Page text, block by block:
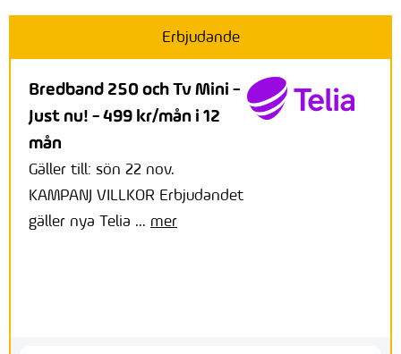
Erbjudande
Bredband 250 och Tv Mini -
Just nu! - 499 kr/mån i 12
mån
Gäller till: sön 22 nov.
KAMPANJ VILLKOR Erbjudandet
gäller nya Telia ... mer